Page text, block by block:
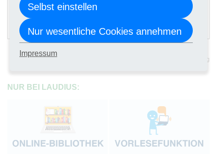
ANMELDEN
sichere Umgebung
NUR BEI LAUDIUS:
Selbst einstellen
Nur wesentliche Cookies annehmen
Impressum